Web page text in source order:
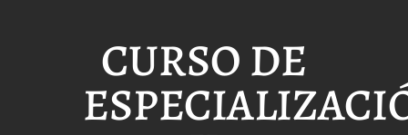
CURSO DE